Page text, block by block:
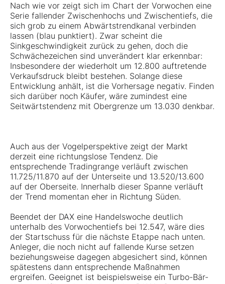
Nach wie vor zeigt sich im Chart der Vorwochen eine
Serie fallender Zwischenhochs und Zwischentiefs, die
sich grob zu einem Abwärtstrendkanal verbinden
lassen (blau punktiert). Zwar scheint die
Sinkgeschwindigkeit zurück zu gehen, doch die
Schwächezeichen sind unverändert klar erkennbar:
Insbesondere der wiederholt um 12.800 auftretende
Verkaufsdruck bleibt bestehen. Solange diese
Entwicklung anhält, ist die Vorhersage negativ. Finden
sich darüber noch Käufer, wäre zumindest eine
Seitwärtstendenz mit Obergrenze um 13.030 denkbar.
Auch aus der Vogelperspektive zeigt der Markt
derzeit eine richtungslose Tendenz. Die
entsprechende Tradingrange verläuft zwischen
11.725/11.870 auf der Unterseite und 13.520/13.600
auf der Oberseite. Innerhalb dieser Spanne verläuft
der Trend momentan eher in Richtung Süden.
Beendet der DAX eine Handelswoche deutlich
unterhalb des Vorwochentiefs bei 12.547, wäre dies
der Startschuss für die nächste Etappe nach unten.
Anleger, die noch nicht auf fallende Kurse setzen
beziehungsweise dagegen abgesichert sind, können
spätestens dann entsprechende Maßnahmen
ergreifen. Geeignet ist beispielsweise ein Turbo-Bär-